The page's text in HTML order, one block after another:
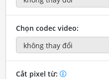
Chọn codec video:
Cắt pixel từ: